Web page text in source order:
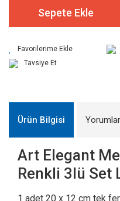
Sepete Ekle
Tavsiye Et
Ürün Bilgisi Yorumlar
Art Elegant
Renkli 3lü Set
1 adet 20 x 12 cm tek